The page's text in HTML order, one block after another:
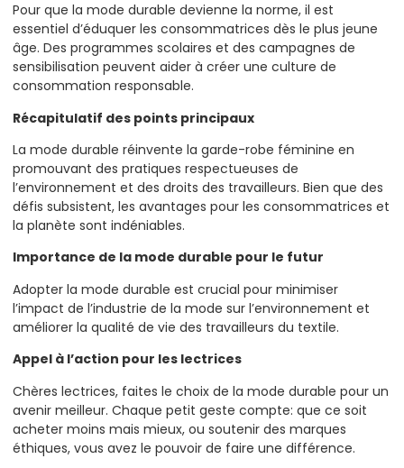
Pour que la mode durable devienne la norme, il est
essentiel d’éduquer les consommatrices dès le plus jeune
âge. Des programmes scolaires et des campagnes de
sensibilisation peuvent aider à créer une culture de
consommation responsable.
Récapitulatif des points principaux
La mode durable réinvente la garde-robe féminine en
promouvant des pratiques respectueuses de
l’environnement et des droits des travailleurs. Bien que des
défis subsistent, les avantages pour les consommatrices et
la planète sont indéniables.
Importance de la mode durable pour le futur
Adopter la mode durable est crucial pour minimiser
l’impact de l’industrie de la mode sur l’environnement et
améliorer la qualité de vie des travailleurs du textile.
Appel à l’action pour les lectrices
Chères lectrices, faites le choix de la mode durable pour un
avenir meilleur. Chaque petit geste compte: que ce soit
acheter moins mais mieux, ou soutenir des marques
éthiques, vous avez le pouvoir de faire une différence.